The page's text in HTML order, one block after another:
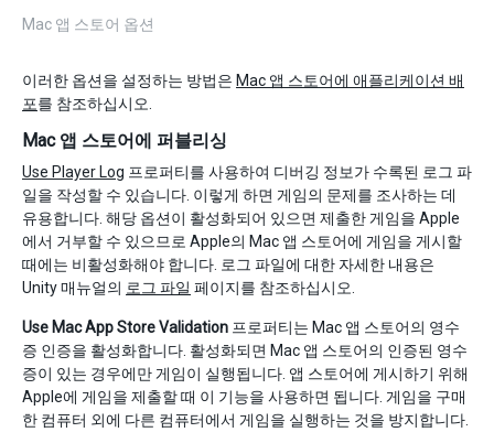
Mac 앱 스토어 옵션
이러한 옵션을 설정하는 방법은 Mac 앱 스토어에 애플리케이션 배
포를 참조하십시오.
Mac 앱 스토어에 퍼블리싱
Use Player Log 프로퍼티를 사용하여 디버깅 정보가 수록된 로그 파
일을 작성할 수 있습니다. 이렇게 하면 게임의 문제를 조사하는 데
유용합니다. 해당 옵션이 활성화되어 있으면 제출한 게임을 Apple
에서 거부할 수 있으므로 Apple의 Mac 앱 스토어에 게임을 게시할
때에는 비활성화해야 합니다. 로그 파일에 대한 자세한 내용은
Unity 매뉴얼의 로그 파일 페이지를 참조하십시오.
Use Mac App Store Validation 프로퍼티는 Mac 앱 스토어의 영수
증 인증을 활성화합니다. 활성화되면 Mac 앱 스토어의 인증된 영수
증이 있는 경우에만 게임이 실행됩니다. 앱 스토어에 게시하기 위해
Apple에 게임을 제출할 때 이 기능을 사용하면 됩니다. 게임을 구매
한 컴퓨터 외에 다른 컴퓨터에서 게임을 실행하는 것을 방지합니다.